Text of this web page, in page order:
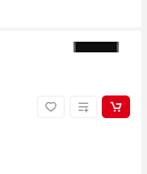
то смотрели и в
по указанному адресу
отлично, каких-то
как товар так